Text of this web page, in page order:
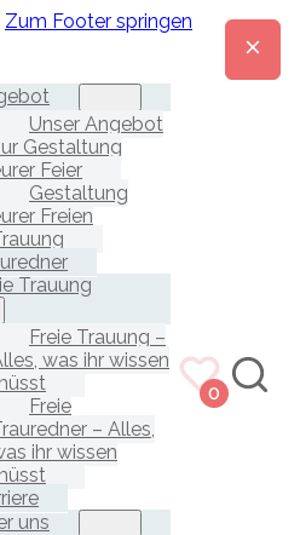
Zum Footer springen
Unser Angebot
Gestaltung
Feier
Gestaltung
Freien
Trauung
Freie Trauung –
was ihr wissen
Freie
– Alles,
ihr wissen
uns
0